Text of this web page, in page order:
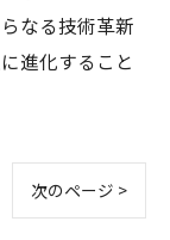
なる技術革新
進化すること
次のページ >